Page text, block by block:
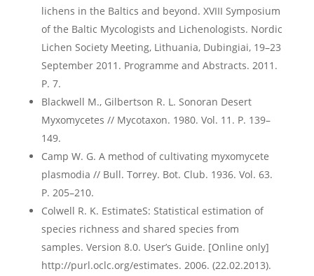
lichens in the Baltics and beyond. XVIII Symposium
of the Baltic Mycologists and Lichenologists. Nordic
Lichen Society Meeting, Lithuania, Dubingiai, 19–23
September 2011. Programme and Abstracts. 2011.
P. 7.
Blackwell M., Gilbertson R. L. Sonoran Desert
Myxomycetes // Mycotaxon. 1980. Vol. 11. P. 139–
149.
Camp W. G. A method of cultivating myxomycete
plasmodia // Bull. Torrey. Bot. Club. 1936. Vol. 63.
P. 205–210.
Colwell R. K. EstimateS: Statistical estimation of
species richness and shared species from
samples. Version 8.0. User’s Guide. [Online only]
http://purl.oclc.org/estimates. 2006. (22.02.2013).